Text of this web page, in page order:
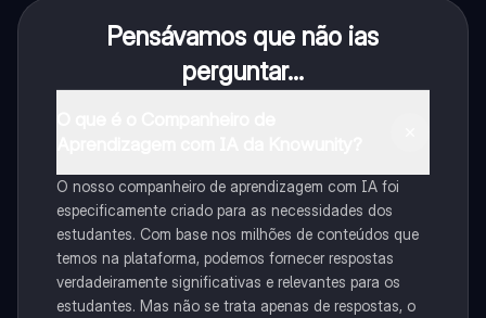
Pensávamos que não ias
perguntar...
O nosso companheiro de aprendizagem com IA foi
especificamente criado para as necessidades dos
estudantes. Com base nos milhões de conteúdos que
temos na plataforma, podemos fornecer respostas
verdadeiramente significativas e relevantes para os
estudantes. Mas não se trata apenas de respostas, o